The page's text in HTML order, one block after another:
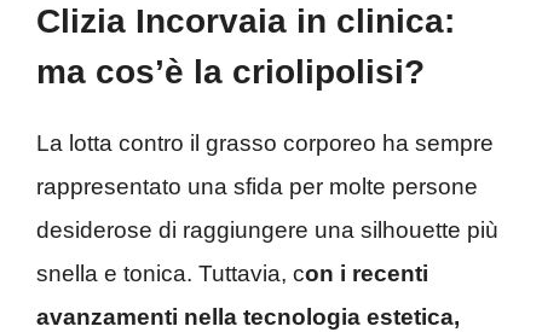
Clizia Incorvaia in clinica:
ma cos’è la criolipolisi?
La lotta contro il grasso corporeo ha sempre
rappresentato una sfida per molte persone
desiderose di raggiungere una silhouette più
snella e tonica. Tuttavia, con i recenti
avanzamenti nella tecnologia estetica,